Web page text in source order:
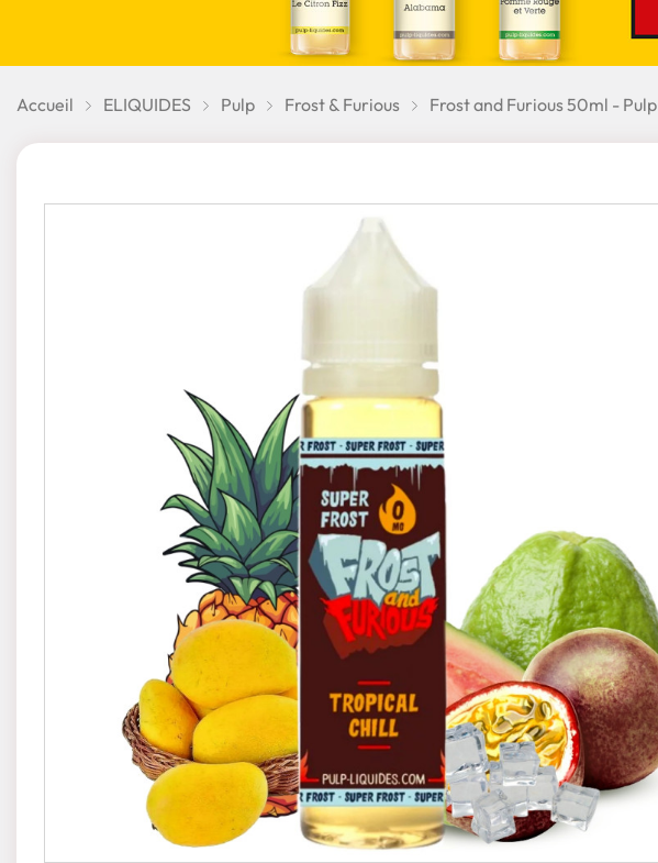
Accueil ELIQUIDES Pulp Frost & Furious Frost and Furious 50ml - Pulp